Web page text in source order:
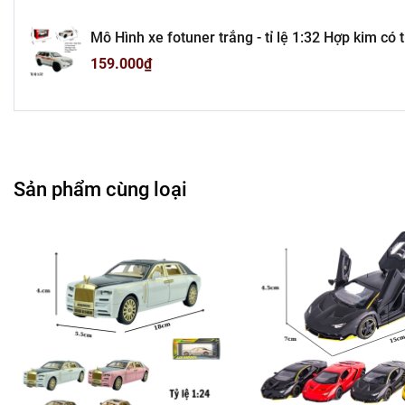
Rất mong hợp tác
Mô Hình xe fotuner trắng - tỉ lệ 1:32 Hợp kim có
cao 6cm - nặng : 500gram - FULL BOX : box màu
159.000₫
Sản phẩm cùng loại